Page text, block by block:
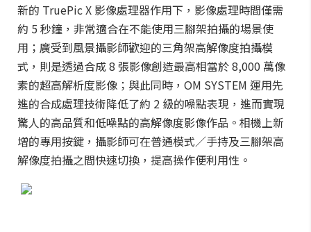
新的 TruePic X 影像處理器作用下，影像處理時間僅需
約 5 秒鐘，非常適合在不能使用三腳架拍攝的場景使
用；廣受到風景攝影師歡迎的三角架高解像度拍攝模
式，則是透過合成 8 張影像創造最高相當於 8,000 萬像
素的超高解析度影像；與此同時，OM SYSTEM 運用先
進的合成處理技術降低了約 2 級的噪點表現，進而實現
驚人的高品質和低噪點的高解像度影像作品。相機上新
增的專用按鍵，攝影師可在普通模式／手持及三腳架高
解像度拍攝之間快速切換，提高操作便利用性。